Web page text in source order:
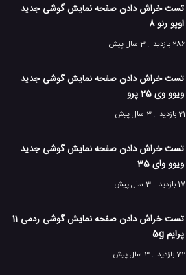
تست خراش دادن صفحه نمایش گوشی جدید
اوپو رنو 8
286 بازدید
3 سال پیش
تست خراش دادن صفحه نمایش گوشی جدید
ویوو وی 25 پرو
21 بازدید
3 سال پیش
تست خراش دادن صفحه نمایش گوشی جدید
ویوو وای 35
17 بازدید
3 سال پیش
تست خراش دادن صفحه نمایش گوشی ردمی 11
پرایم 5g
72 بازدید
3 سال پیش